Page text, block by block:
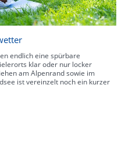
endlich eine spürbare
klar oder nur locker
am Alpenrand sowie im
ist vereinzelt noch ein kurzer